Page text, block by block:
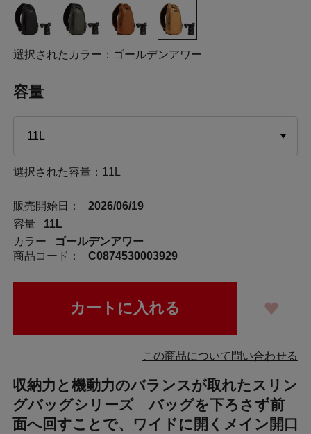
選択されたカラー：ゴールデンアワー
容量
選択された容量：11L
販売開始日：
2026/06/19
容量
11L
カラー
ゴールデンアワー
商品コード：
C0874530003929
この商品について問い合わせる
収納力と機動力のバランスが取れたスリン
グバッグシリーズ バッグを下ろさず前
面へ回すことで、ワイドに開くメイン開口